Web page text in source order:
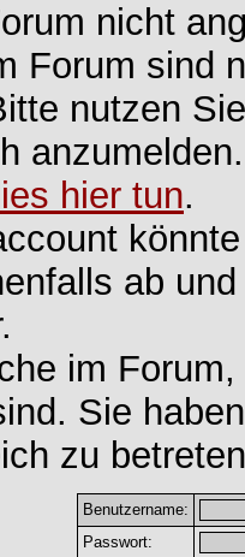
nicht
Forum sind
nutzen
hier tun.
ab
im
Sie
zu
Benutzername:
Passwort: